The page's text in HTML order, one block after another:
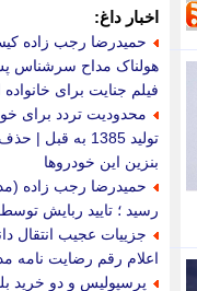
اخبار داغ:
حمیدرضا رجب زاده
هولناک مداح سرشناس
فیلم جنایت برای
محدودیت تردد برای
تولید 1385 به قبل
بنزین این خودروها
حمیدرضا رجب زاده
رسید ؛ تایید ربایش
جزییات عجیب انتقال
اعلام رقم رضایت نامه
پرسپولیس و دو خرید